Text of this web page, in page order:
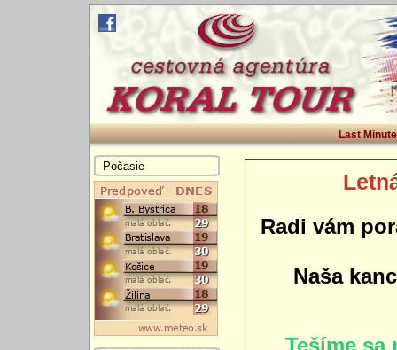
Last Minute
Radi vám
Naša
Tešíme sa
Počasie